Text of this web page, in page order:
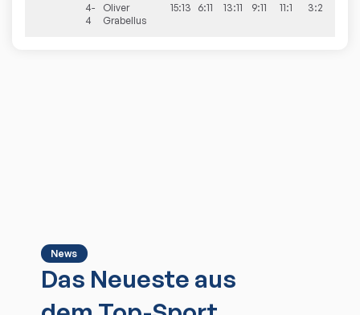
4-
4
Oliver
Grabellus
15:13 6:11 13:11 9:11 11:1 3:2
News
Das Neueste aus